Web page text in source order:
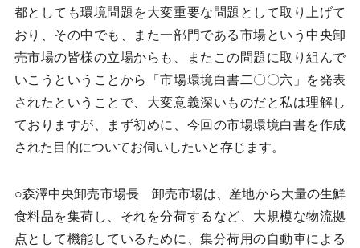
都としても環境問題を大変重要な問題として取り上げて
おり、その中でも、また一部門である市場という中央卸
売市場の皆様の立場からも、またこの問題に取り組んで
いこうということから「市場環境白書二〇〇六」を発表
されたということで、大変意義深いものだと私は理解し
ておりますが、まず初めに、今回の市場環境白書を作成
された目的についてお伺いしたいと存じます。
○森澤中央卸売市場長 卸売市場は、産地から大量の生鮮
食料品を集荷し、それを分荷するなど、大規模な物流拠
点として機能しているために、集分荷用の自動車による